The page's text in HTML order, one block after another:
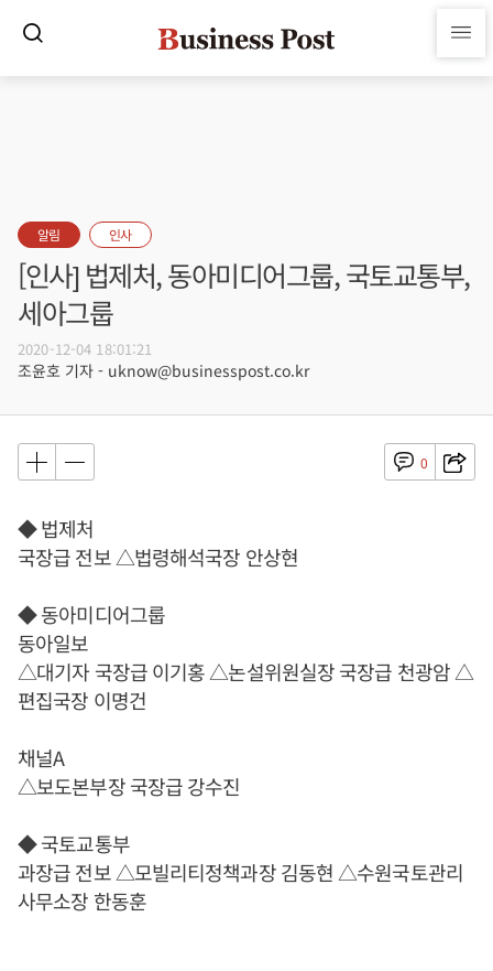
알림 인사
[인사] 법제처, 동아미디어그룹, 국토교통부,
세아그룹
2020-12-04 18:01:21
조윤호 기자 - uknow@businesspost.co.kr
0
◆ 법제처
국장급 전보 △법령해석국장 안상현
◆ 동아미디어그룹
동아일보
△대기자 국장급 이기홍 △논설위원실장 국장급 천광암 △
편집국장 이명건
채널A
△보도본부장 국장급 강수진
◆ 국토교통부
과장급 전보 △모빌리티정책과장 김동현 △수원국토관리
사무소장 한동훈